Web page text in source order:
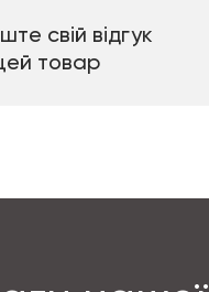
свій відгук
товар